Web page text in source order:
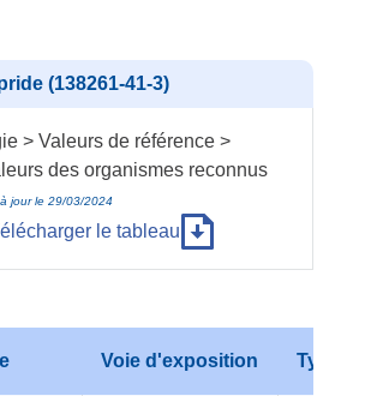
(138261-41-3)
> Valeurs de référence >
des organismes reconnus
jour le 29/03/2024
le tableau
Voie d'exposition Type